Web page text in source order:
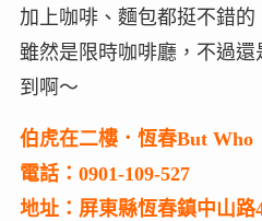
加上咖啡、麵包都挺不錯的
雖然是限時咖啡廳，不過
到啊～
伯虎在二樓．恆春But Who
電話：0901-109-527
地址：屏東縣恆春鎮中山路